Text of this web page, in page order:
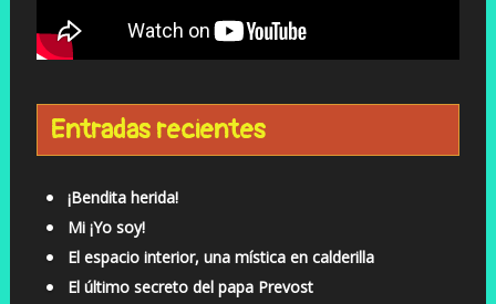
Entradas recientes
¡Bendita herida!
Mi ¡Yo soy!
El espacio interior, una mística en calderilla
El último secreto del papa Prevost